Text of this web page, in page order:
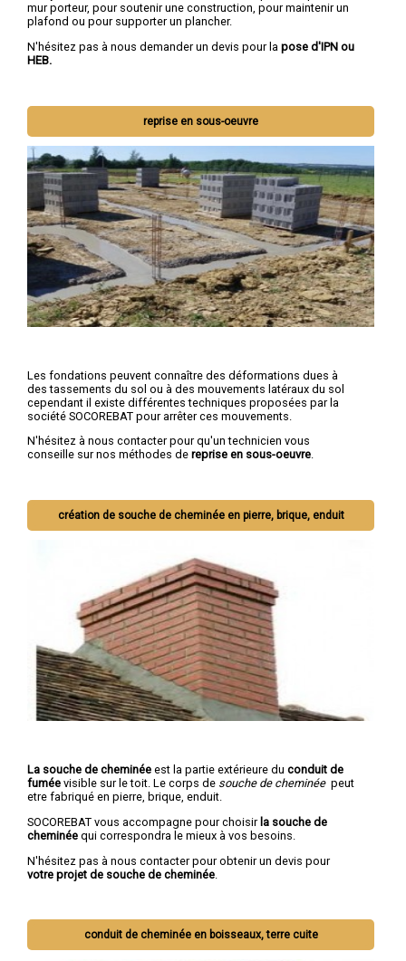
mur porteur, pour soutenir une construction, pour maintenir un
plafond ou pour supporter un plancher.
N'hésitez pas à nous demander un devis pour la pose d'IPN ou
HEB.
reprise en sous-oeuvre
Les fondations peuvent connaître des déformations dues à
des tassements du sol ou à des mouvements latéraux du sol
cependant il existe différentes techniques proposées par la
société SOCOREBAT pour arrêter ces mouvements.
N'hésitez à nous contacter pour qu'un technicien vous
conseille sur nos méthodes de reprise en sous-oeuvre.
création de souche de cheminée en pierre, brique, enduit
La souche de cheminée est la partie extérieure du conduit de
fumée visible sur le toit. Le corps de souche de cheminéepeut
etre fabriqué en pierre, brique, enduit.
SOCOREBAT vous accompagne pour choisir la souche de
cheminée qui correspondra le mieux à vos besoins.
N'hésitez pas à nous contacter pour obtenir un devis pour
votre projet de souche de cheminée
conduit de cheminée en boisseaux, terre cuite